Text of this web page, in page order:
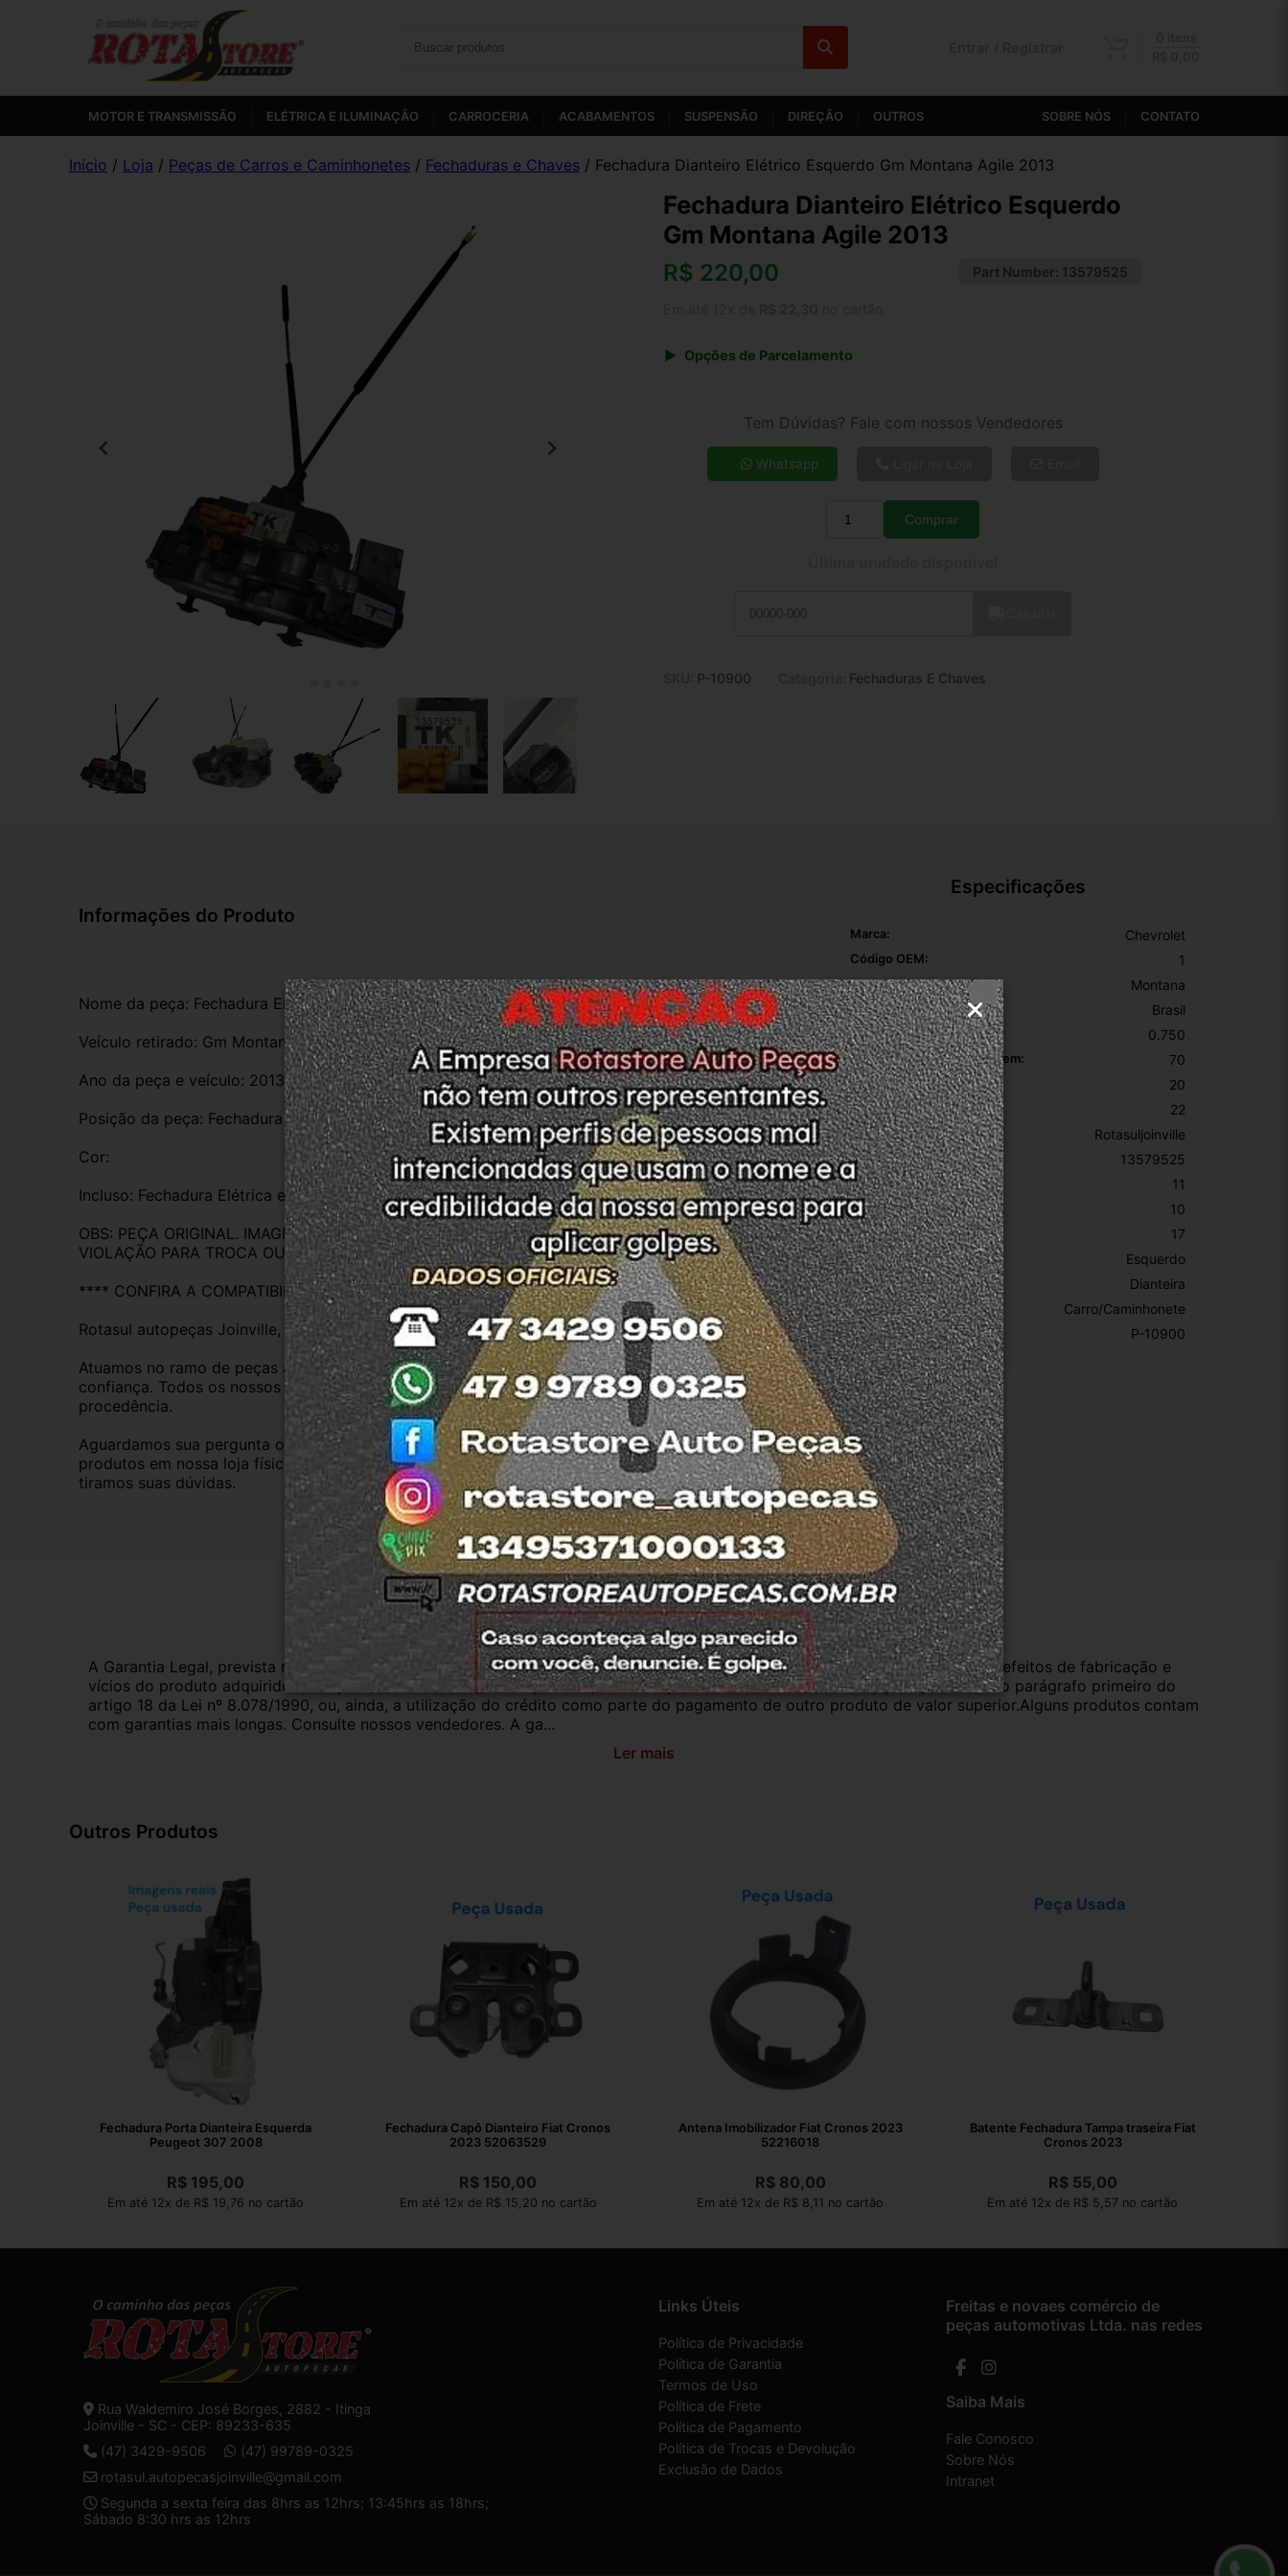
MOTOR E TRANSMISSÃO ELÉTRICA E ILUMINAÇÃO CARROCERIA ACABAMENTOS SUSPENSÃO DIREÇÃO OUTROS SOBRE NÓS CONTATO
Início / Loja / Peças de Carros e Caminhonetes / Fechaduras e Chaves / Fechadura Dianteiro Elétrico Esquerdo Gm Montana Agile 2013
Fechadura Dianteiro Elétrico Esquerdo
Gm Montana Agile 2013
R$ 220,00 Part Number: 13579525
Opções de Parcelamento
7x de R$ 36,05
9x de R$ 28,77
Tem Dúvidas? Fale com nossos Vendedores
Whatsapp
Quantidade
Comprar
P-10900 Fechaduras E Chaves
Informações do Produto
Nome da peça: Fechadura Elétrica Esquerda
Veículo retirado: Gm Montana Ls 1.4
Ano da peça e veículo: 2013
Posição da peça: Fechadura Elétrica Esquerda
Cor:
Incluso: Fechadura Elétrica esquerda
OBS: PEÇA ORIGINAL. IMAGENS REAIS DO PRODUTO. PEÇA COM ETIQUETA DE LACRE SEM
VIOLAÇÃO PARA TROCA OU DEVOLUÇÃO. EM CASO DE DÚVIDAS ESTAMOS A DISPOSIÇÃO
**** CONFIRA A COMPATIBILIDADE ****
Rotasul autopeças Joinville, empresa credenciada no DETRAN do estado de SC.
Atuamos no ramo de peças automotivas usadas desde 2011 com total credibilidade e
confiança. Todos os nossos veículos são baixados no Detran. Produtos com nota fiscal e
procedência.
Aguardamos sua pergunta ou compra e atenderemos o quanto antes. Aceitamos retirada dos
produtos em nossa loja física também, basta entrar em contato com a equipe Rotasul e
tiramos suas dúvidas.
Especificações
Marca: Chevrolet
Código OEM: 1
Modelo: Montana
Fonte Do Produto: Brasil
Peso Da Embalagem: 0.750
Comprimento Da Embalagem: 70
Largura Da Embalagem: 20
Altura Da Embalagem: 22
Origem: Rotasuljoinville
Número De Peça: 13579525
Altura: 11
Largura: 10
Comprimento: 17
Lado: Esquerdo
Posição: Dianteira
Tipo De Veículo: Carro/Caminhonete
SKU: P-10900
Garantia Certificado de Procedência Troca e Devolução
A Garantia Legal, prevista no Código de Defesa do Consumidor, é de 90 (noventa) dias a partir da data da compra e cobre defeitos de fabricação e
vícios do produto adquirido.Na impossibilidade de reparar o produto, o cliente poderá escolher dentre as opções previstas no parágrafo primeiro do
artigo 18 da Lei nº 8.078/1990, ou, ainda, a utilização do crédito como parte do pagamento de outro produto de valor superior.Alguns produtos contam
com garantias mais longas. Consulte nossos vendedores. A ga...
Ler mais
Outros Produtos
Fechadura Porta Dianteira Esquerda
Peugeot 307 2008
R$ 195,00
Em até 12x de R$ 19,76 no cartão
Fechadura Capô Dianteiro Fiat Cronos
2023 52063529
R$ 150,00
Em até 12x de R$ 15,20 no cartão
Antena Imobilizador Fiat Cronos 2023
52216018
R$80,00
Em até 12x de R$ 8,11 no cartão
Batente Fechadura Tampa traseira Fiat
Cronos 2023
R$55,00
Em até 12x de R$ 5,57 no cartão
Rua Waldemiro José Borges, 2882 - Itinga
Joinville - SC - CEP: 89233-635
(47) 3429-9506
(47) 99789-0325
rotasul.autopecasjoinville@gmail.com
Segunda a sexta feira das 8hrs as 12hrs; 13:45hrs as 18hrs;
Sábado 8:30 hrs as 12hrs
Links Úteis
Política de Privacidade
Política de Garantia
Termos de Uso
Política de Frete
Política de Pagamento
Política de Trocas e Devolução
Exclusão de Dados
Freitas e novaes comércio de
peças automotivas Ltda. nas redes
Saiba Mais
Fale Conosco
Sobre Nós
Intranet